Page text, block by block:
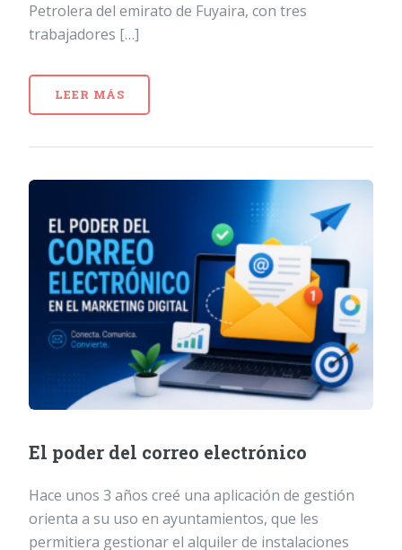
Petrolera del emirato de Fuyaira, con tres
trabajadores […]
LEER MÁS
El poder del correo electrónico
Hace unos 3 años creé una aplicación de gestión
orienta a su uso en ayuntamientos, que les
permitiera gestionar el alquiler de instalaciones